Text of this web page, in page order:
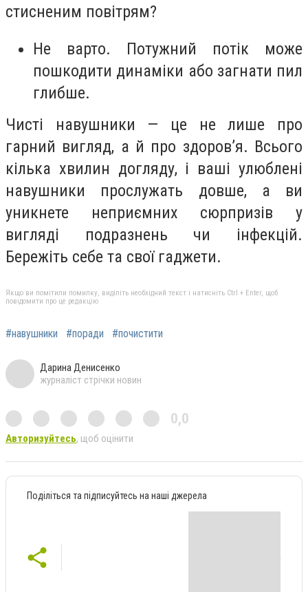
стисненим повітрям?
Не варто. Потужний потік може
пошкодити динаміки або загнати пил
глибше.
Чисті навушники — це не лише про
гарний вигляд, а й про здоров’я. Всього
кілька хвилин догляду, і ваші улюблені
навушники прослужать довше, а ви
уникнете неприємних сюрпризів у
вигляді подразнень чи інфекцій.
Бережіть себе та свої гаджети.
Якщо ви помітили помилку, виділіть необхідний текст і натисніть Ctrl + Enter, щоб
повідомити про це редакцію
#навушники #поради #почистити
Дарина Денисенко
журналіст стрічки новин
0,0
Авторизуйтесь, щоб оцінити
Поділіться та підписуйтесь на наші джерела